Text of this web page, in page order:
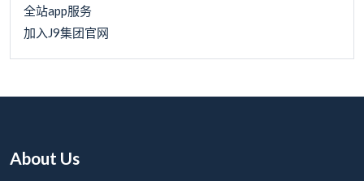
全站app服务
加入J9集团官网
About Us